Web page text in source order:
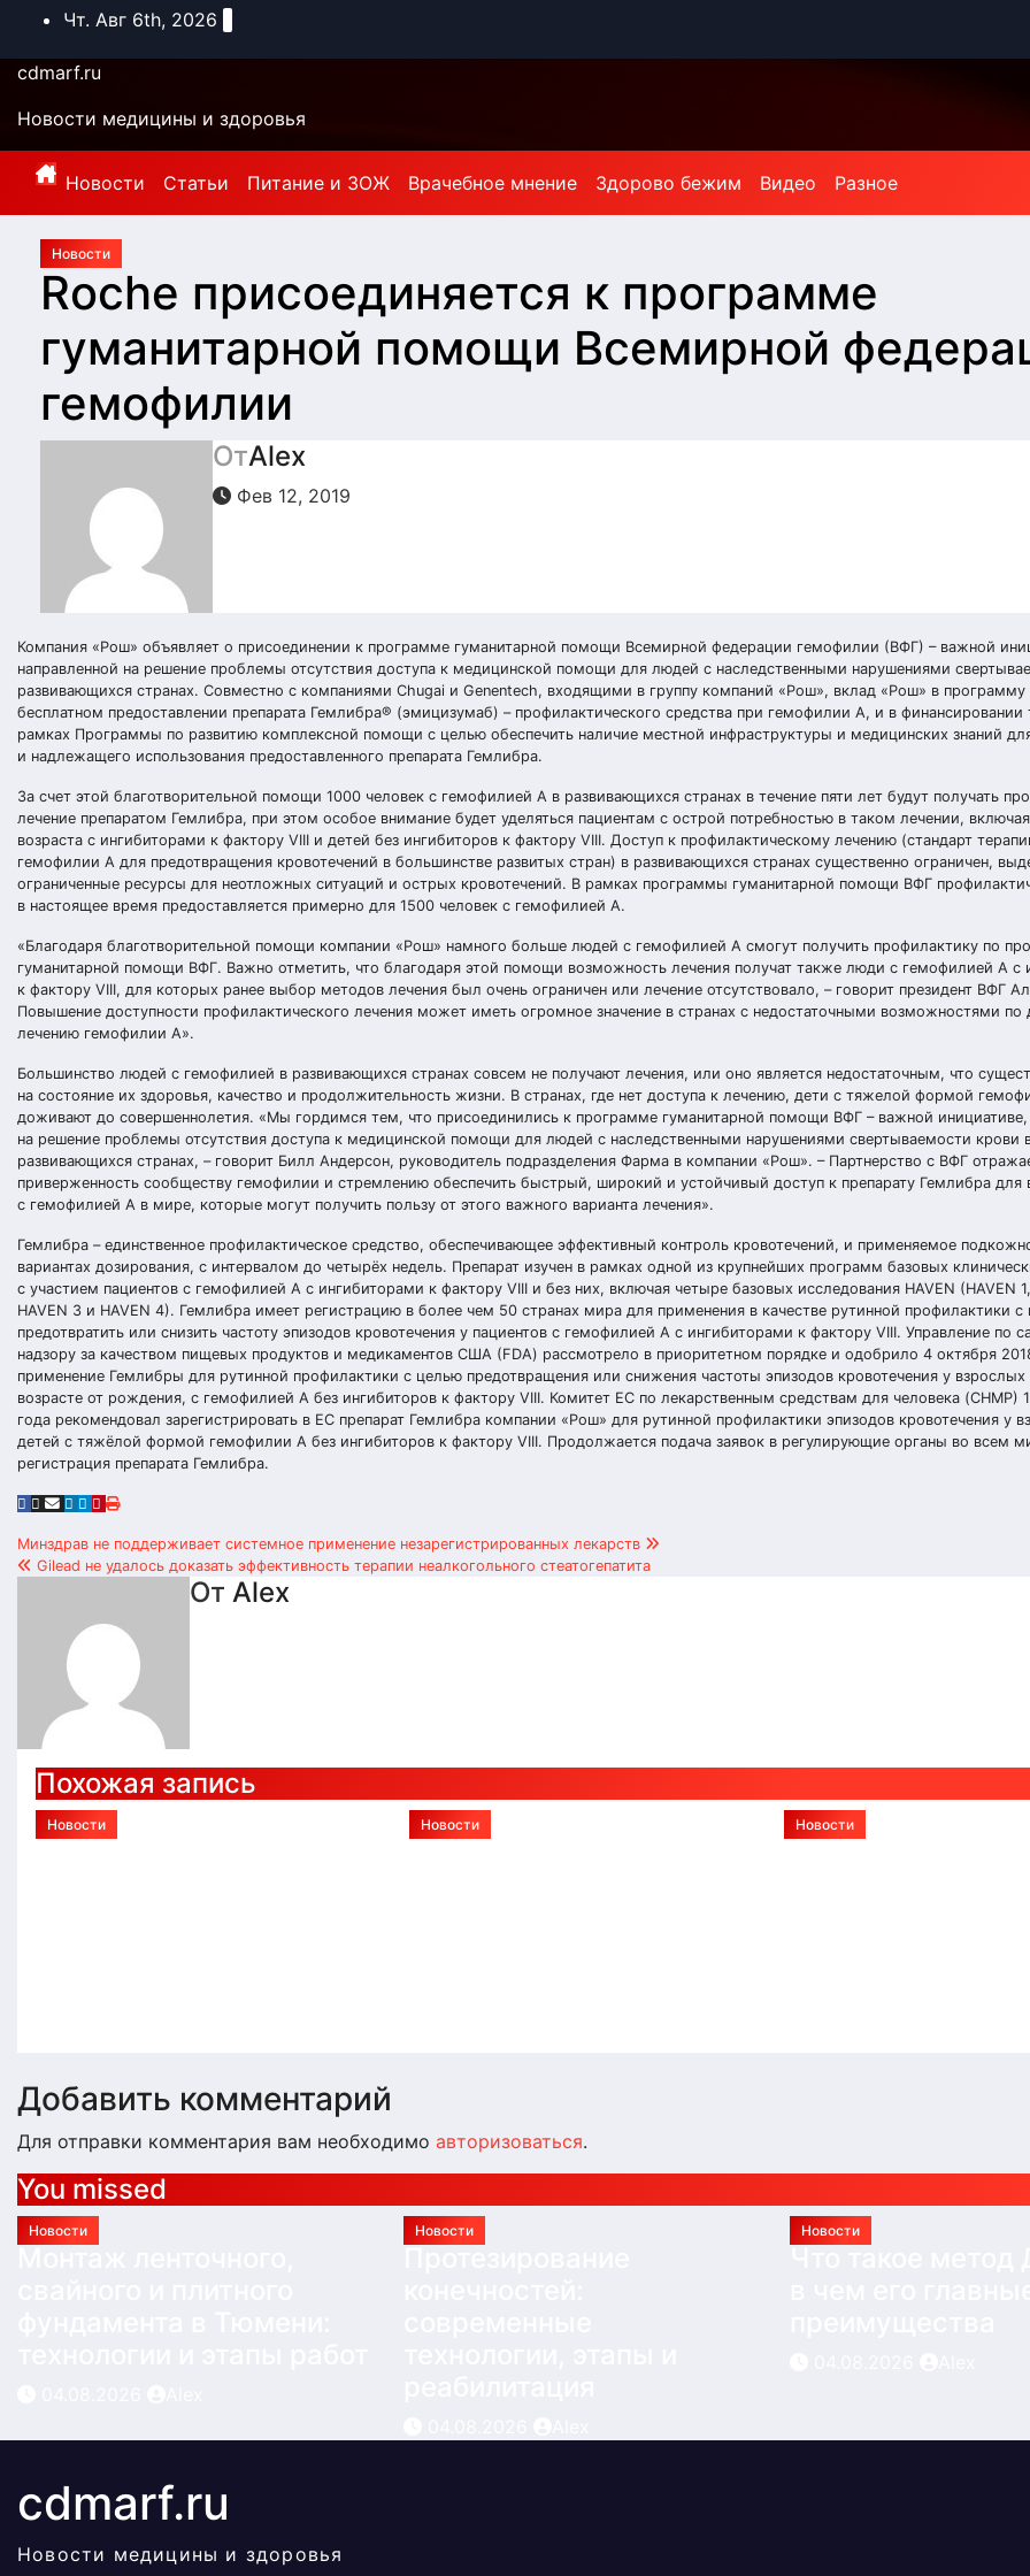
Перейти
содержимому
Чт. Авг 6th, 2026
cdmarf.ru
Новости медицины и здоровья
Новости Статьи Питание и ЗОЖ Врачебное мнение Здорово бежим Видео Разное
Новости
Roche присоединяется к программе
гуманитарной помощи Всемирной
гемофилии
ОтAlex
Фев 12, 2019
Компания «Рош» объявляет о присоединении к программе гуманитарной помощи Всемирной федерации гемофилии (ВФГ) – важной
направленной на решение проблемы отсутствия доступа к медицинской помощи для людей с наследственными нарушениями
развивающихся странах. Совместно с компаниями Chugai и Genentech, входящими в группу компаний «Рош», вклад «Рош» в программу
бесплатном предоставлении препарата Гемлибра® (эмицизумаб) – профилактического средства при гемофилии А, и в финансировании
рамках Программы по развитию комплексной помощи с целью обеспечить наличие местной инфраструктуры и медицинских знаний
и надлежащего использования предоставленного препарата Гемлибра.
За счет этой благотворительной помощи 1000 человек с гемофилией А в развивающихся странах в течение пяти лет будут получать
лечение препаратом Гемлибра, при этом особое внимание будет уделяться пациентам с острой потребностью в таком лечении,
возраста с ингибиторами к фактору VIII и детей без ингибиторов к фактору VIII. Доступ к профилактическому лечению (стандарт
гемофилии А для предотвращения кровотечений в большинстве развитых стран) в развивающихся странах существенно ограничен,
ограниченные ресурсы для неотложных ситуаций и острых кровотечений. В рамках программы гуманитарной помощи ВФГ
в настоящее время предоставляется примерно для 1500 человек с гемофилией А.
«Благодаря благотворительной помощи компании «Рош» намного больше людей с гемофилией А смогут получить профилактику по
гуманитарной помощи ВФГ. Важно отметить, что благодаря этой помощи возможность лечения получат также люди с гемофилией А с
к фактору VIII, для которых ранее выбор методов лечения был очень ограничен или лечение отсутствовало, – говорит президент ВФГ
Повышение доступности профилактического лечения может иметь огромное значение в странах с недостаточными возможностями по
лечению гемофилии А».
Большинство людей с гемофилией в развивающихся странах совсем не получают лечения, или оно является недостаточным, что
на состояние их здоровья, качество и продолжительность жизни. В странах, где нет доступа к лечению, дети с тяжелой формой
доживают до совершеннолетия. «Мы гордимся тем, что присоединились к программе гуманитарной помощи ВФГ – важной инициативе,
на решение проблемы отсутствия доступа к медицинской помощи для людей с наследственными нарушениями свертываемости крови
развивающихся странах, – говорит Билл Андерсон, руководитель подразделения Фарма в компании «Рош». – Партнерство с ВФГ
приверженность сообществу гемофилии и стремлению обеспечить быстрый, широкий и устойчивый доступ к препарату Гемлибра для
с гемофилией А в мире, которые могут получить пользу от этого важного варианта лечения».
Гемлибра – единственное профилактическое средство, обеспечивающее эффективный контроль кровотечений, и применяемое
вариантах дозирования, с интервалом до четырёх недель. Препарат изучен в рамках одной из крупнейших программ базовых
с участием пациентов с гемофилией А с ингибиторами к фактору VIII и без них, включая четыре базовых исследования HAVEN (HAVEN
HAVEN 3 и HAVEN 4). Гемлибра имеет регистрацию в более чем 50 странах мира для применения в качестве рутинной профилактики с
предотвратить или снизить частоту эпизодов кровотечения у пациентов с гемофилией А с ингибиторами к фактору VIII. Управление по
надзору за качеством пищевых продуктов и медикаментов США (FDA) рассмотрело в приоритетном порядке и одобрило 4 октября
применение Гемлибры для рутинной профилактики с целью предотвращения или снижения частоты эпизодов кровотечения у взрослых
возрасте от рождения, с гемофилией А без ингибиторов к фактору VIII. Комитет ЕС по лекарственным средствам для человека (CHMP)
года рекомендовал зарегистрировать в ЕС препарат Гемлибра компании «Рош» для рутинной профилактики эпизодов кровотечения у
детей с тяжёлой формой гемофилии А без ингибиторов к фактору VIII. Продолжается подача заявок в регулирующие органы во всем
регистрация препарата Гемлибра.
Навигация
записям
Минздрав не поддерживает системное применение незарегистрированных лекарств
Gilead не удалось доказать эффективность терапии неалкогольного стеатогепатита
От Alex
Похожая запись
Новости Новости Новости
Добавить комментарий
Для отправки комментария вам необходимо авторизоваться.
You missed
Новости Новости Новости
cdmarf.ru
Новости медицины и здоровья